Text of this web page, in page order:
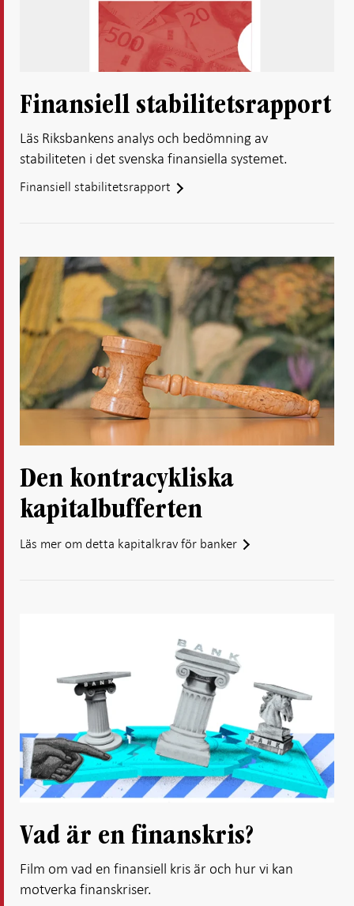
Finansiell stabilitetsrapport
Läs Riksbankens analys och bedömning av
stabiliteten i det svenska finansiella systemet.
Finansiell stabilitetsrapport
Den kontracykliska
kapitalbufferten
Läs mer om detta kapitalkrav för banker
Vad är en finanskris?
Film om vad en finansiell kris är och hur vi kan
motverka finanskriser.